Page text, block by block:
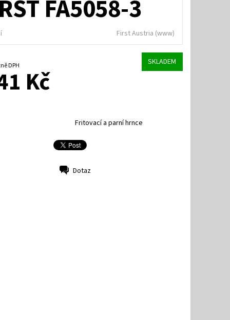
FA5058-3
First Austria (www)
včetně DPH SKLADEM
Kč
Fritovací a parní hrnce
Dotaz